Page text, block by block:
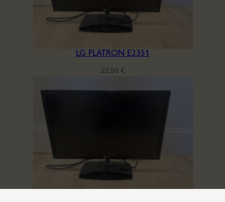
LG FLATRON E2351
22,50 €